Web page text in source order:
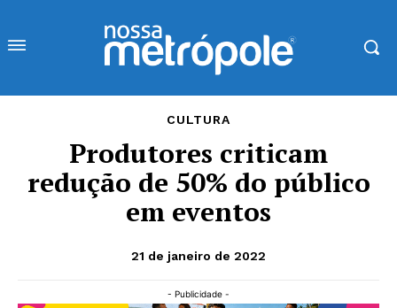
CULTURA
Produtores criticam
redução de 50% do público
em eventos
21 de janeiro de 2022
- Publicidade -